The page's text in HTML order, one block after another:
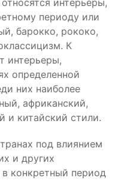
интерьеры,
периоду или
барокко, рококо,
К
интерьеры,
определенной
них наиболее
африканский,
и китайский стили.
под влиянием
и других
конкретный период